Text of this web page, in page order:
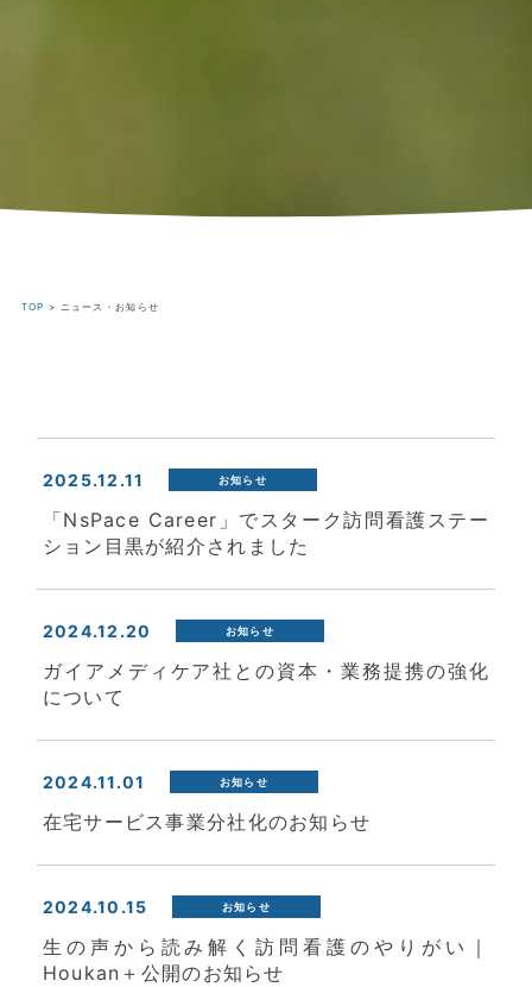
TOP > ニュース・お知らせ
2025.12.11 お知らせ
「NsPace Career」でスターク訪問看護ステー
ション目黒が紹介されました
2024.12.20 お知らせ
ガイアメディケア社との資本・業務提携の強化
について
2024.11.01 お知らせ
在宅サービス事業分社化のお知らせ
2024.10.15 お知らせ
生の声から読み解く訪問看護のやりがい｜
Houkan＋公開のお知らせ